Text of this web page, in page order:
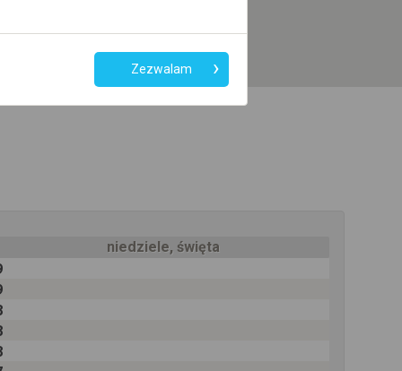
niedziele, święta
Zezwalam